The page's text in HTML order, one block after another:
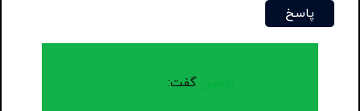
پاسخ
گفت: